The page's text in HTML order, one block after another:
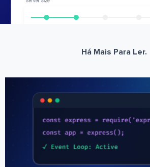
Há Mais Para Ler.